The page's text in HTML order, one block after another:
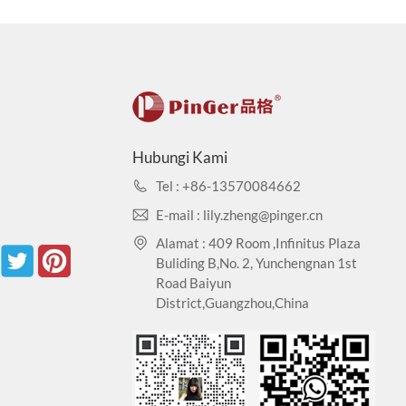
Hubungi Kami
Tel : +86-13570084662
E-mail : lily.zheng@pinger.cn
Alamat : 409 Room ,Infinitus Plaza
Buliding B,No. 2, Yunchengnan 1st
Road Baiyun
District,Guangzhou,China